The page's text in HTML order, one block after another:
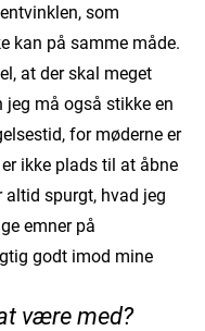
som
kan på samme måde.
at der skal meget
må også stikke en
for møderne er
ikke plads til at åbne
altid spurgt, hvad jeg
emner på
godt imod mine
være med?